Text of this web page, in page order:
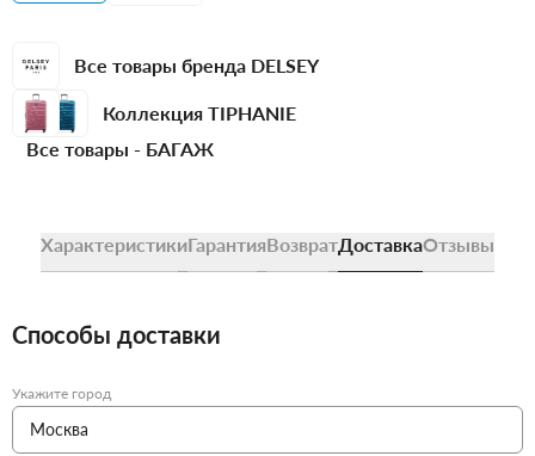
Все товары бренда DELSEY
Коллекция TIPHANIE
Все товары - БАГАЖ
ХарактеристикиГарантияВозвратДоставкаОтзывы
Способы доставки
Укажите город